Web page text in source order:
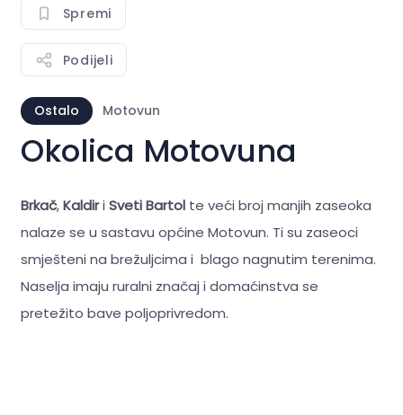
Spremi
Podijeli
Ostalo Motovun
Okolica Motovuna
Brkač,Kaldiri Sveti Bartolte veći broj manjih zaseoka
nalaze se u sastavu općine Motovun. Ti su zaseoci
smješteni na brežuljcima i blago nagnutim terenima.
Naselja imaju ruralni značaj i domaćinstva se
pretežito bave poljoprivredom.